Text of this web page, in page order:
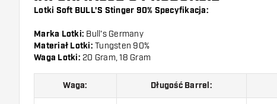
Lotki Soft BULL'S Stinger 90% Specyfikacja:
Marka Lotki: Bull's Germany
Materiał Lotki: Tungsten 90%
Waga Lotki: 20 Gram, 18 Gram
Waga: Długość Barrel: